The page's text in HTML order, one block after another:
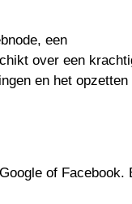
een
over een
en het opzetten
of Facebook.